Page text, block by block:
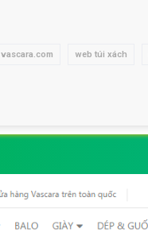
vascara.com web túi xách